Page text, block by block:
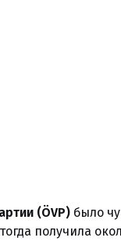
(ÖVP) было
тогда получила